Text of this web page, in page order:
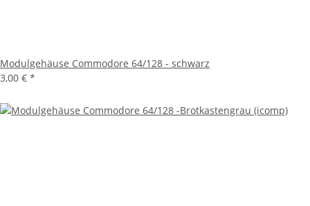
Modulgehäuse Commodore 64/128 - schwarz
3,00 € *